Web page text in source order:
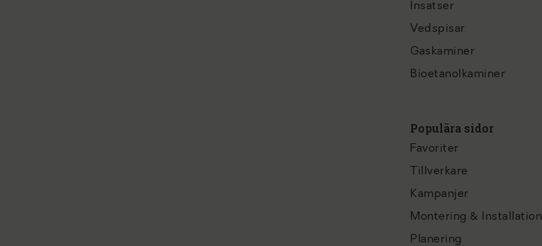
Insatser
Vedspisar
Gaskaminer
Bioetanolkaminer
Populära sidor
Favoriter
Tillverkare
Kampanjer
Montering & Installation
Planering